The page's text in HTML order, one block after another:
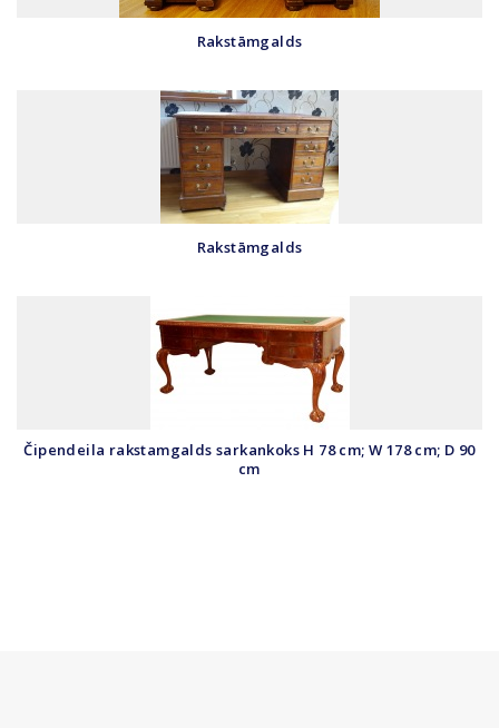
Rakstāmgalds
Rakstāmgalds
Čipendeila rakstamgalds sarkankoks H 78 cm; W 178 cm; D 90
cm